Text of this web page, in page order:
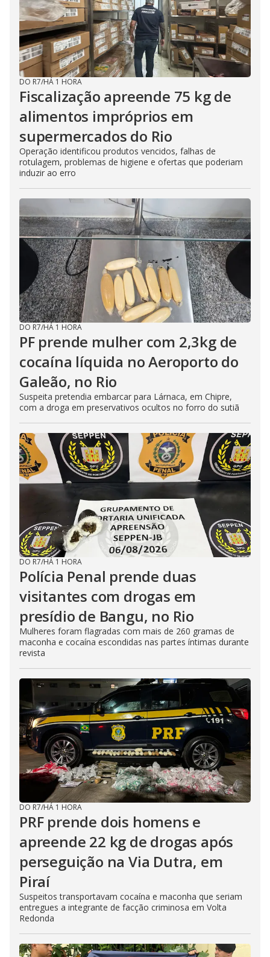
DO R7/HÁ 1 HORA
Fiscalização apreende 75 kg de
alimentos impróprios em
supermercados do Rio
Operação identificou produtos vencidos, falhas de
rotulagem, problemas de higiene e ofertas que poderiam
induzir ao erro
DO R7/HÁ 1 HORA
PF prende mulher com 2,3kg de
cocaína líquida no Aeroporto do
Galeão, no Rio
Suspeita pretendia embarcar para Lárnaca, em Chipre,
com a droga em preservativos ocultos no forro do sutiã
DO R7/HÁ 1 HORA
Polícia Penal prende duas
visitantes com drogas em
presídio de Bangu, no Rio
Mulheres foram flagradas com mais de 260 gramas de
maconha e cocaína escondidas nas partes íntimas durante
revista
DO R7/HÁ 1 HORA
PRF prende dois homens e
apreende 22 kg de drogas após
perseguição na Via Dutra, em
Piraí
Suspeitos transportavam cocaína e maconha que seriam
entregues a integrante de facção criminosa em Volta
Redonda